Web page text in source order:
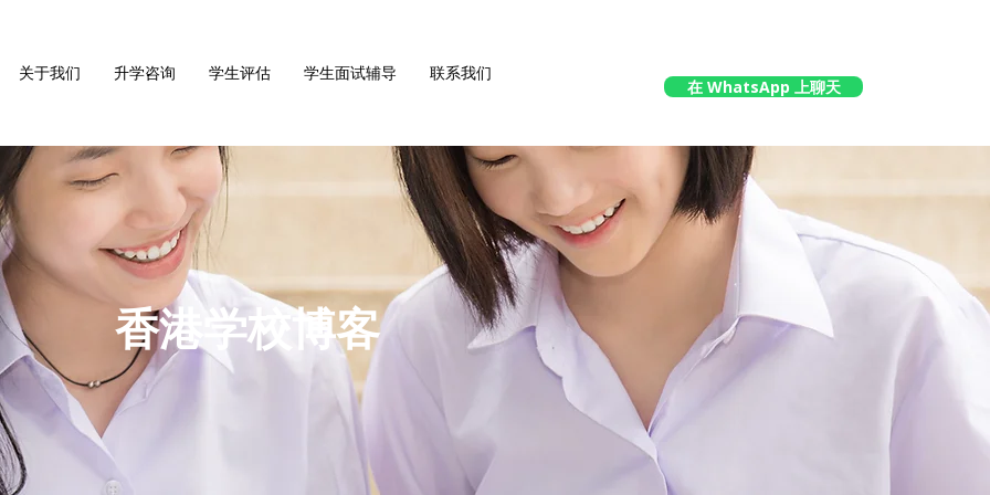
关于我们 升学咨询 学生评估 学生面试辅导 联系我们
在 WhatsApp 上聊天
香港学校博客